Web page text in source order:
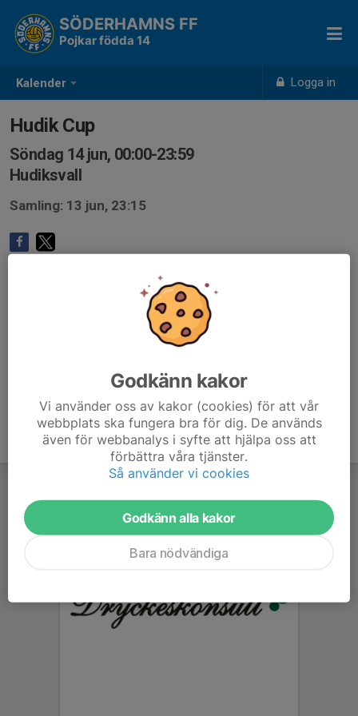
Kalender Logga in
SÖDERHAMNS FF
Pojkar födda 14
Hudik Cup
Söndag 14 jun, 00:00-23:59
Hudiksvall
Samling: 13 jun, 23:15
Godkänn kakor
Vi använder oss av kakor (cookies) för att vår
webbplats ska fungera bra för dig. De används
även för webbanalys i syfte att hjälpa oss att
förbättra våra tjänster.
Så använder vi cookies
Godkänn alla kakor
Bara nödvändiga